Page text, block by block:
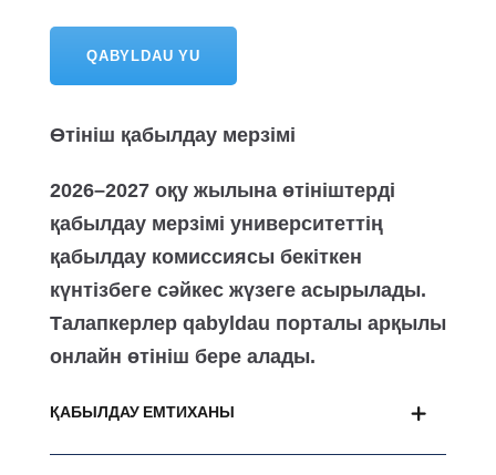
QABYLDAU YU
Өтініш қабылдау мерзімі
2026–2027 оқу жылына өтініштерді
қабылдау мерзімі университеттің
қабылдау комиссиясы бекіткен
күнтізбеге сәйкес жүзеге асырылады.
Талапкерлер qabyldau порталы арқылы
онлайн өтініш бере алады.
ҚАБЫЛДАУ ЕМТИХАНЫ